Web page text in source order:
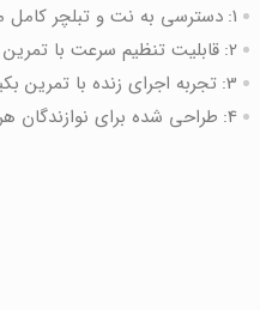
1: دسترسی به نت‌ و تبلچر کامل
2: قابلیت تنظیم سرعت با تمرین
3: تجربه اجرای زنده با تمرین
4: طراحی شده برای نوازندگان